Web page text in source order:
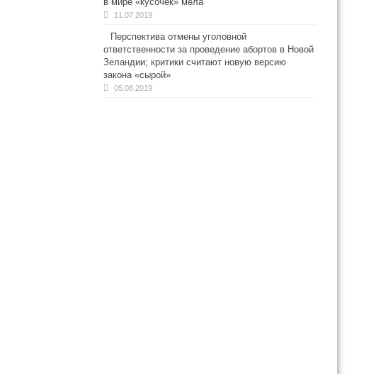
11.07.2019
Перспектива отмены уголовной
ответственности за проведение абортов в Новой
Зеландии; критики считают новую версию
закона «сырой»
05.08.2019